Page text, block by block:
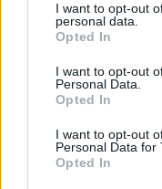
I want to opt-out
personal data.
Opted In
I want to opt-out
Personal Data.
Opted In
I want to opt-out
Personal Data for
Opted In
Télécharger